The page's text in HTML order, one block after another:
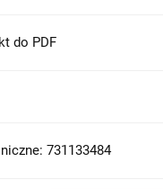
do PDF
731133484